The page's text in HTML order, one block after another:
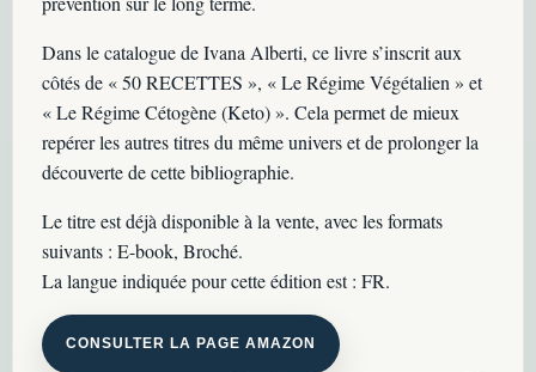
Dans le catalogue de Ivana Alberti, ce livre s’inscrit aux
côtés de « 50 RECETTES », « Le Régime Végétalien » et
« Le Régime Cétogène (Keto) ». Cela permet de mieux
repérer les autres titres du même univers et de prolonger la
découverte de cette bibliographie.
Le titre est déjà disponible à la vente, avec les formats
suivants : E-book, Broché.
La langue indiquée pour cette édition est : FR.
CONSULTER LA PAGE AMAZON